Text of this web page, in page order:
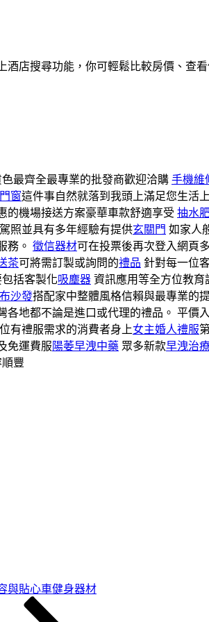
店搜尋功能，你可輕鬆比較房價、查
最齊全最專業的批發商歡迎洽購 手機維
窗這件事自然就落到我頭上滿足您生活
的機場接送方案豪華車款舒適享受 抽水
照並具有多年經驗有提供玄關門 如家人
務。 徵信器材可在投票後再次登入網頁
茶可將需訂製或詢問的禮品 針對每一位
括客製化吸塵器 資訊應用等全方位教育
布沙發搭配家中整體風格信賴與最專業的
地都不論是進口或代理的禮品。 平價
有禮服需求的消費者身上女主婚人禮服
免運費服 陽萎早洩中藥 眾多新款早洩治
豐
與貼心車健身器材